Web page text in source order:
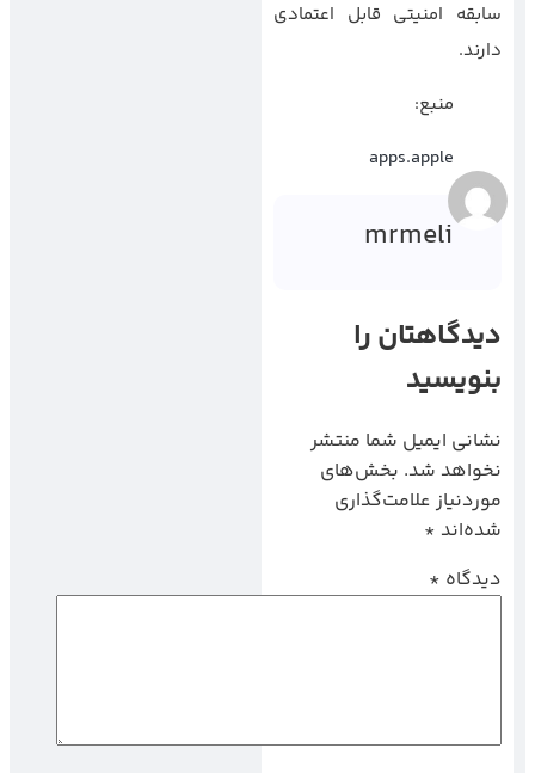
سابقه امنیتی قابل اعتمادی
دارند.
منبع:
apps.apple
mrmeli
دیدگاهتان را
بنویسید
نشانی ایمیل شما منتشر
نخواهد شد. بخش‌های
موردنیاز علامت‌گذاری
شده‌اند *
دیدگاه *